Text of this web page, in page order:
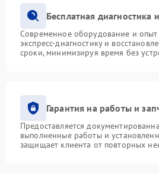
Бесплатная
Современное оборудование и опыт
экспресс-диагностику и
сроки, минимизируя время без
Гарантия на работы и
Предоставляется
выполненные работы и
защищает клиента от повторных